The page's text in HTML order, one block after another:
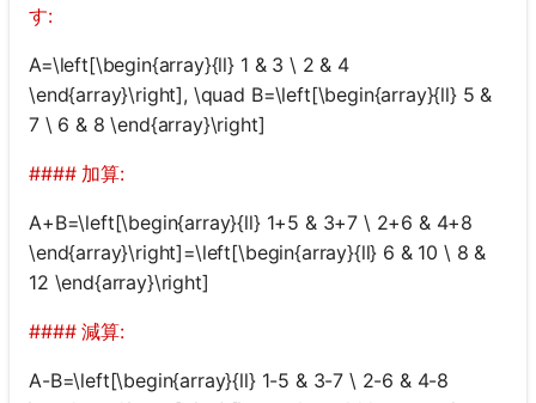
す:
A=\left[\begin{array}{ll} 1 & 3 \ 2 & 4
\end{array}\right], \quad B=\left[\begin{array}{ll} 5 &
7 \ 6 & 8 \end{array}\right]
#### 加算:
A+B=\left[\begin{array}{ll} 1+5 & 3+7 \ 2+6 & 4+8
\end{array}\right]=\left[\begin{array}{ll} 6 & 10 \ 8 &
12 \end{array}\right]
#### 減算:
A-B=\left[\begin{array}{ll} 1-5 & 3-7 \ 2-6 & 4-8